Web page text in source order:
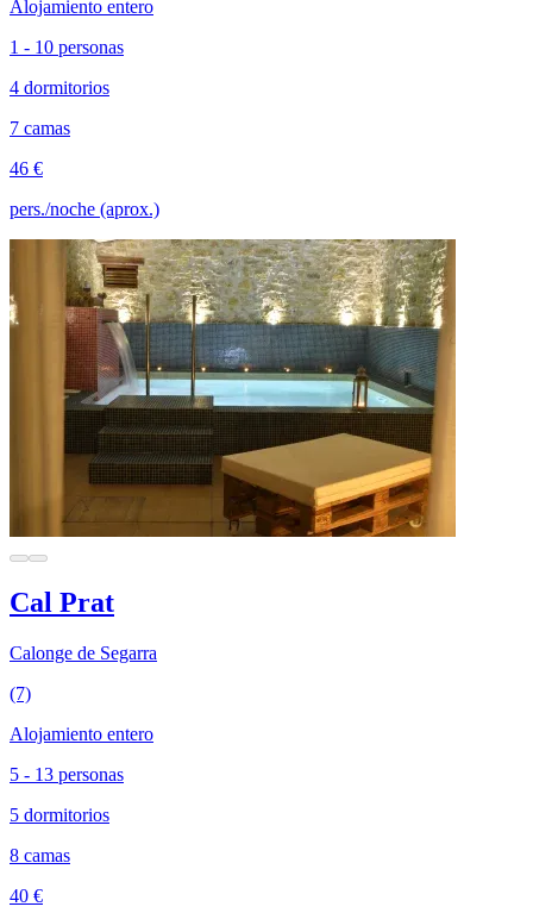
Alojamiento entero
1 - 10 personas
4 dormitorios
7 camas
46 €
pers./noche (aprox.)
Cal Prat
Calonge de Segarra
(7)
Alojamiento entero
5 - 13 personas
5 dormitorios
8 camas
40 €